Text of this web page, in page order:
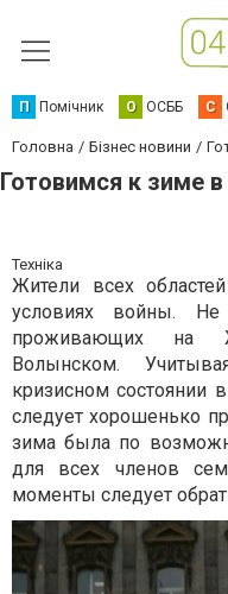
П Помічник О ОСББ C
Головна Бізнес новини
Готовимся к зиме
Техніка
Жители всех
условиях войны. Не
проживающих на
Волынском.
кризисном состоянии
следует хорошенько
зима была по
для всех членов
моменты следует